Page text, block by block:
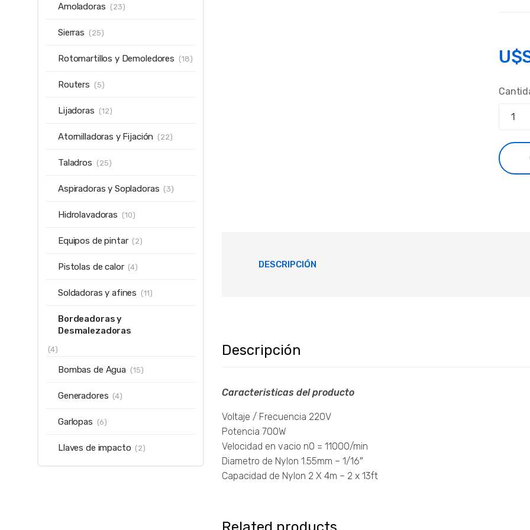
DESCRIPCIÓN
Descripción
Caracteristicas del producto
Voltaje / Frecuencia 220V
Potencia 700W
Velocidad en vacio n0 = 11000/min
Diametro de Nylon 1.55mm – 1/16″
Capacidad de Nylon 2 X 4m – 2 x 13ft
Amoladoras (23)
Sierras (25)
Rotomartillos y Demoledores (18)
Routers (5)
Lijadoras (12)
Atornilladoras y Fijación (22)
Taladros (25)
Aspiradoras y Sopladoras (3)
Hidrolavadoras (10)
Equipos de pintar (2)
Pistolas de calor (4)
Soldadoras y afines (11)
Bordeadoras y
Desmalezadoras
(4)
Bombas de Agua (15)
Generadores (4)
Garlopas (6)
Llaves de impacto (2)